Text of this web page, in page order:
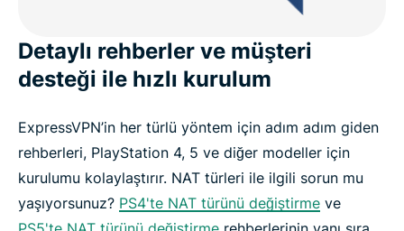
Detaylı rehberler ve müşteri
desteği ile hızlı kurulum
ExpressVPN’in her türlü yöntem için adım adım giden
rehberleri, PlayStation 4, 5 ve diğer modeller için
kurulumu kolaylaştırır. NAT türleri ile ilgili sorun mu
yaşıyorsunuz? PS4'te NAT türünü değiştirme ve